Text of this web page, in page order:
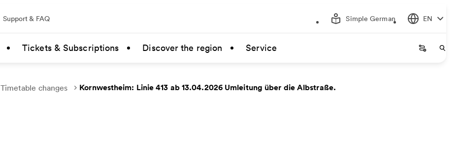
Support & FAQ Simple German EN
Tickets & Subscriptions Discover the region Service Startseite
Timetable changes Kornwestheim: Linie 413 ab 13.04.2026 Umleitung über die Albstraße.